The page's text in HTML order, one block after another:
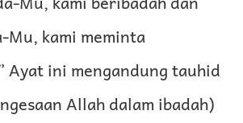
Mu, kami meminta
Ayat ini mengandung tauhid
Allah dalam ibadah)